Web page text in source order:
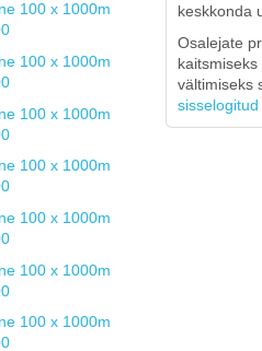
keskkonda
Osalejate
vältimiseks
sisselogitud